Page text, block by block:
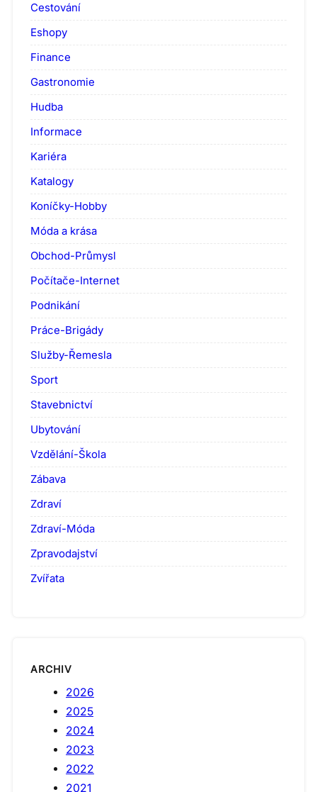
Cestování
Eshopy
Finance
Gastronomie
Hudba
Informace
Kariéra
Katalogy
Koníčky-Hobby
Móda a krása
Obchod-Průmysl
Počítače-Internet
Podnikání
Práce-Brigády
Služby-Řemesla
Sport
Stavebnictví
Ubytování
Vzdělání-Škola
Zábava
Zdraví
Zdraví-Móda
Zpravodajství
Zvířata
ARCHIV
2026
2025
2024
2023
2022
2021